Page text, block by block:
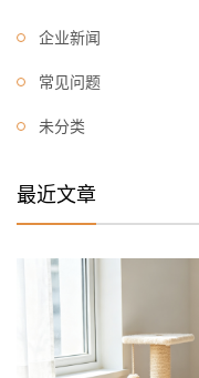
企业新闻
常见问题
未分类
最近文章